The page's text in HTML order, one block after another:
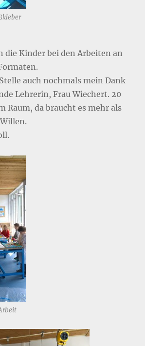
die Kinder bei den Arbeiten an
auch nochmals mein Dank
Lehrerin, Frau Wiechert. 20
Raum, da braucht es mehr als